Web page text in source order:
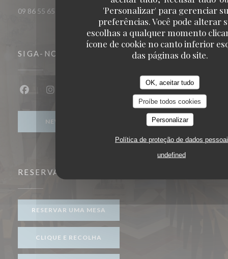
'Personalizar' para gerenciar
preferências. Você pode alterar
escolhas a qualquer momento
ícone de cookie no canto inferior
das páginas do site.
OK, aceitar tudo
Proíbe todos cookies
Personalizar
Política de proteção de dados
undefined
09 86 55 65 65
SIGA-NOS
Facebook ((abre numa nova janela))
Instagram ((abre numa nova janela))
NEWSLETTER
RESERVA
RESERVAR UMA MESA
CLIQUE E RECOLHA